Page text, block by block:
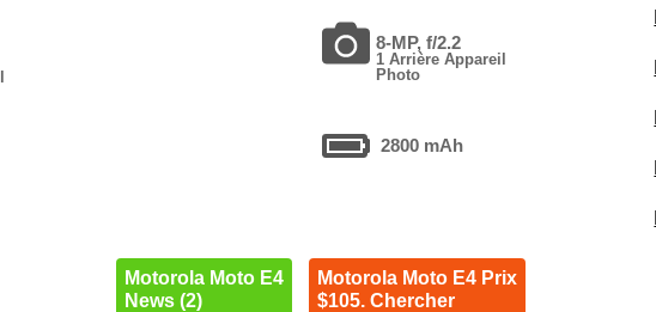
8-MP, f/2.2
1 Arrière Appareil
Photo
2800 mAh
Motorola Moto E4
News (2)
Motorola Moto E4 Prix
$105. Chercher